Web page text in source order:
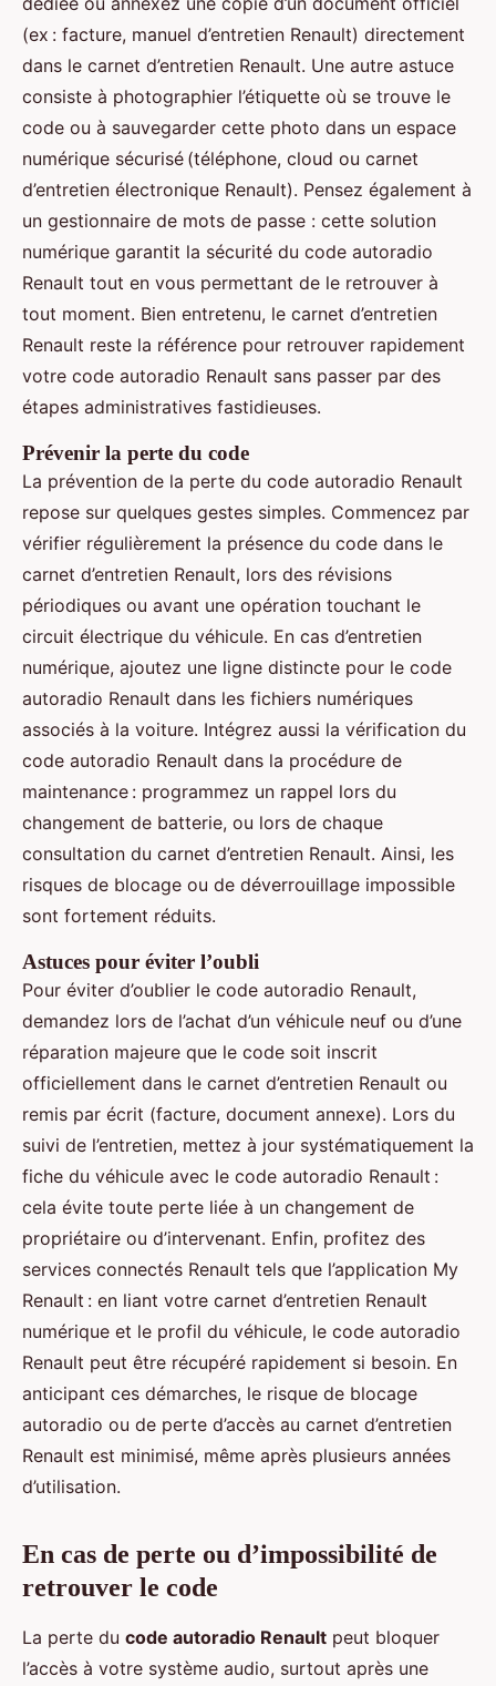
(ex : facture, manuel d’entretien Renault) directement
dans le carnet d’entretien Renault. Une autre astuce
consiste à photographier l’étiquette où se trouve le
code ou à sauvegarder cette photo dans un espace
numérique sécurisé (téléphone, cloud ou carnet
d’entretien électronique Renault). Pensez également à
un gestionnaire de mots de passe : cette solution
numérique garantit la sécurité du code autoradio
Renault tout en vous permettant de le retrouver à
tout moment. Bien entretenu, le carnet d’entretien
Renault reste la référence pour retrouver rapidement
votre code autoradio Renault sans passer par des
étapes administratives fastidieuses.
Prévenir la perte du code
La prévention de la perte du code autoradio Renault
repose sur quelques gestes simples. Commencez par
vérifier régulièrement la présence du code dans le
carnet d’entretien Renault, lors des révisions
périodiques ou avant une opération touchant le
circuit électrique du véhicule. En cas d’entretien
numérique, ajoutez une ligne distincte pour le code
autoradio Renault dans les fichiers numériques
associés à la voiture. Intégrez aussi la vérification du
code autoradio Renault dans la procédure de
maintenance : programmez un rappel lors du
changement de batterie, ou lors de chaque
consultation du carnet d’entretien Renault. Ainsi, les
risques de blocage ou de déverrouillage impossible
sont fortement réduits.
Astuces pour éviter l’oubli
Pour éviter d’oublier le code autoradio Renault,
demandez lors de l’achat d’un véhicule neuf ou d’une
réparation majeure que le code soit inscrit
officiellement dans le carnet d’entretien Renault ou
remis par écrit (facture, document annexe). Lors du
suivi de l’entretien, mettez à jour systématiquement la
fiche du véhicule avec le code autoradio Renault :
cela évite toute perte liée à un changement de
propriétaire ou d’intervenant. Enfin, profitez des
services connectés Renault tels que l’application My
Renault : en liant votre carnet d’entretien Renault
numérique et le profil du véhicule, le code autoradio
Renault peut être récupéré rapidement si besoin. En
anticipant ces démarches, le risque de blocage
autoradio ou de perte d’accès au carnet d’entretien
Renault est minimisé, même après plusieurs années
d’utilisation.
En cas de perte ou d’impossibilité de
retrouver le code
La perte du code autoradio Renault peut bloquer
l’accès à votre système audio, surtout après une